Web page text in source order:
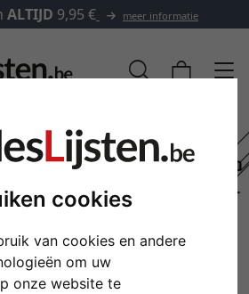
cookies
van cookies en andere
om uw
onze website te
ALTIJD 9,95 € meer informatie